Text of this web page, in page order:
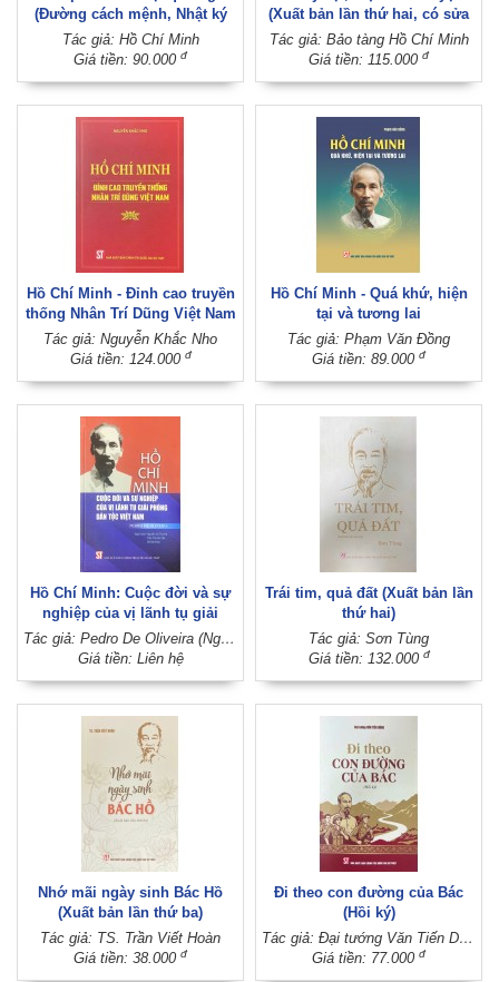
(Đường cách mệnh, Nhật ký
trong tù, Lời kêu gọi toàn
quốc kháng chiến, Lời kêu gọi
Tác giả: Hồ Chí Minh
Giá tiền: 90.000 đ
(Xuất bản lần thứ hai, có sửa
chữa, bổ sung)
Tác giả: Bảo tàng Hồ Chí Minh
Giá tiền: 115.000 đ
Hồ Chí Minh - Đỉnh cao truyền
thống Nhân Trí Dũng Việt Nam
Tác giả: Nguyễn Khắc Nho
Giá tiền: 124.000 đ
Hồ Chí Minh - Quá khứ, hiện
tại và tương lai
Tác giả: Phạm Văn Đồng
Giá tiền: 89.000 đ
Hồ Chí Minh: Cuộc đời và sự
nghiệp của vị lãnh tụ giải
phóng dân tộc Việt Nam Tác giả: Pedro De Oliveira (Người dịch: Nguyễn Vũ Thu Hà, Trần Thị Hải Yến, Đỗ Bá Khoa)
Giá tiền: Liên hệ
Trái tim, quả đất (Xuất bản lần
thứ hai)
Tác giả: Sơn Tùng
Giá tiền: 132.000 đ
Nhớ mãi ngày sinh Bác Hồ
(Xuất bản lần thứ ba)
Tác giả: TS. Trần Viết Hoàn
Giá tiền: 38.000 đ
Đi theo con đường của Bác
(Hồi ký)
Tác giả: Đại tướng Văn Tiến Dũng
Giá tiền: 77.000 đ